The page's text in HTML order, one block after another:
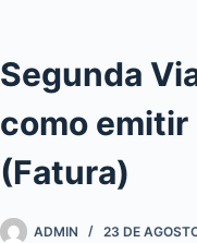
Segunda
como emitir
(Fatura)
ADMIN 23 DE